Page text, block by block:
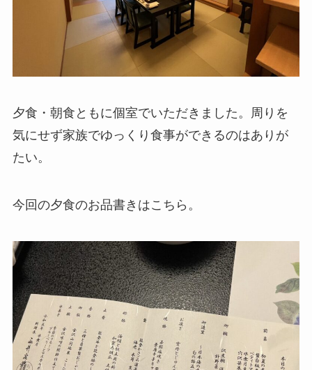
夕食・朝食ともに個室でいただきました。周りを
気にせず家族でゆっくり食事ができるのはありが
たい。
今回の夕食のお品書きはこちら。